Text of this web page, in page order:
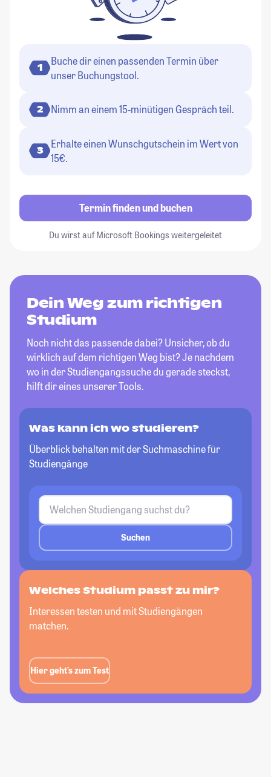
1
Buche dir einen passenden Termin über
unser Buchungstool.
2 Nimm an einem 15-minütigen Gespräch teil.
3
Erhalte einen Wunschgutschein im Wert von
15€.
Termin finden und buchen
Du wirst auf Microsoft Bookings weitergeleitet
Dein Weg zum richtigen
Studium
Noch nicht das passende dabei? Unsicher, ob du
wirklich auf dem richtigen Weg bist? Je nachdem
wo in der Studiengangssuche du gerade steckst,
hilft dir eines unserer Tools.
Was kann ich wo studieren?
Überblick behalten mit der Suchmaschine für
Studiengänge
Suchen
Welches Studium passt zu mir?
Interessen testen und mit Studiengängen
matchen.
Hier geht’s zum Test